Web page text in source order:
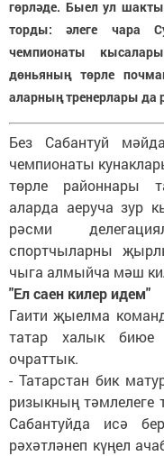
гөрләде. Быел ул
торды: әлеге чара
чемпионаты
дөньяның төрле
аларның тренерлары да
Без Сабантуй
чемпионаты
төрле районнары
аларда аеруча зур
рәсми
спортчыларны
чыга алмыйча мәш
"Ел саен килер идем"
Гаити җыелма
татар халык биюе
очраттык.
- Татарстан бик
ризыкның тәмлелеге
Сабантуйда исә
рәхәтләнеп күңел